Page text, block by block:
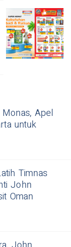
Apel
untuk
Timnas
John
Oman